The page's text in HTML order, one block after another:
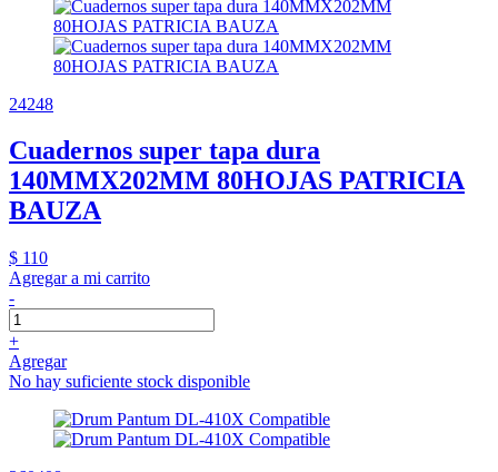
24248
Cuadernos super tapa dura
140MMX202MM 80HOJAS PATRICIA
BAUZA
$ 110
Agregar a mi carrito
-
+
Agregar
No hay suficiente stock disponible